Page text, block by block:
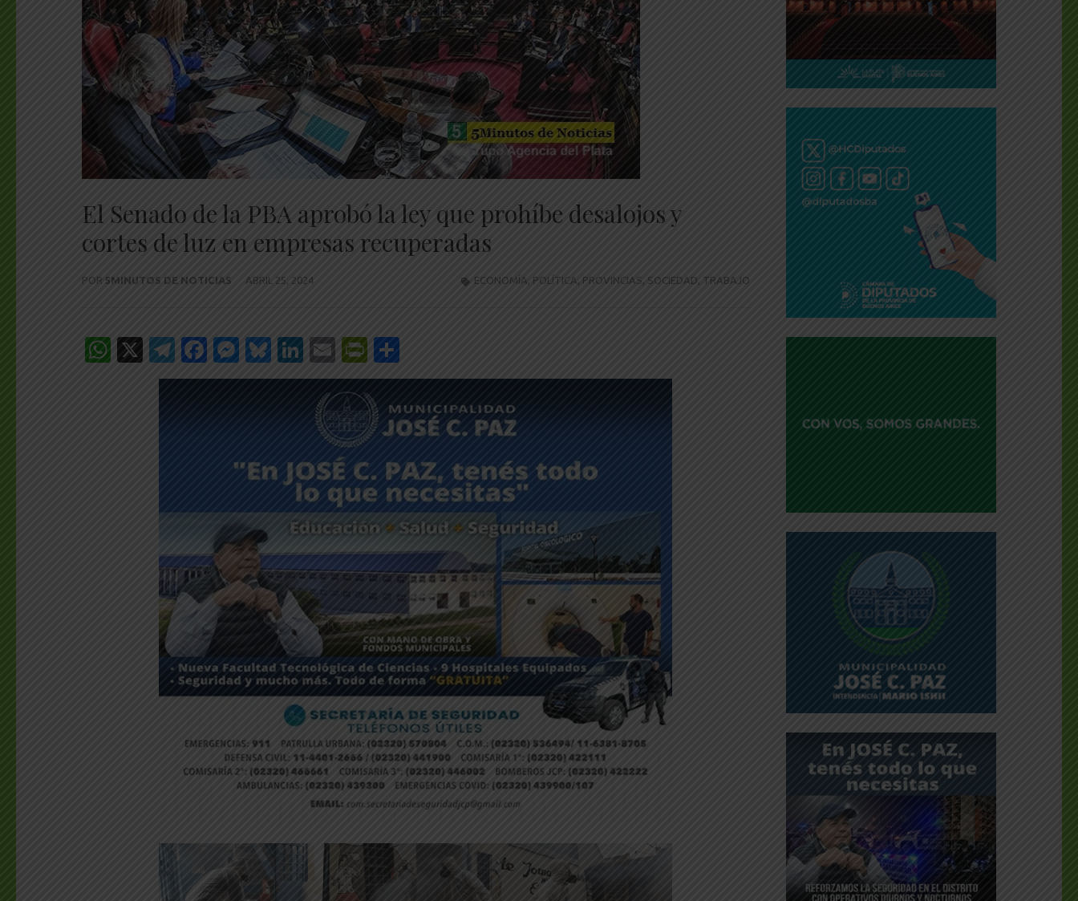
El Senado de la PBA aprobó la ley que prohíbe desalojos y
cortes de luz en empresas recuperadas
POR 5MINUTOS DE NOTICIAS ABRIL 25, 2024 ECONOMÍA POLÍTICA , PROVINCIAS , SOCIEDAD, TRABAJO
WhatsApp
X Telegram
Facebook
Messenger
Bluesky
LinkedIn
EmailPrintFriendly